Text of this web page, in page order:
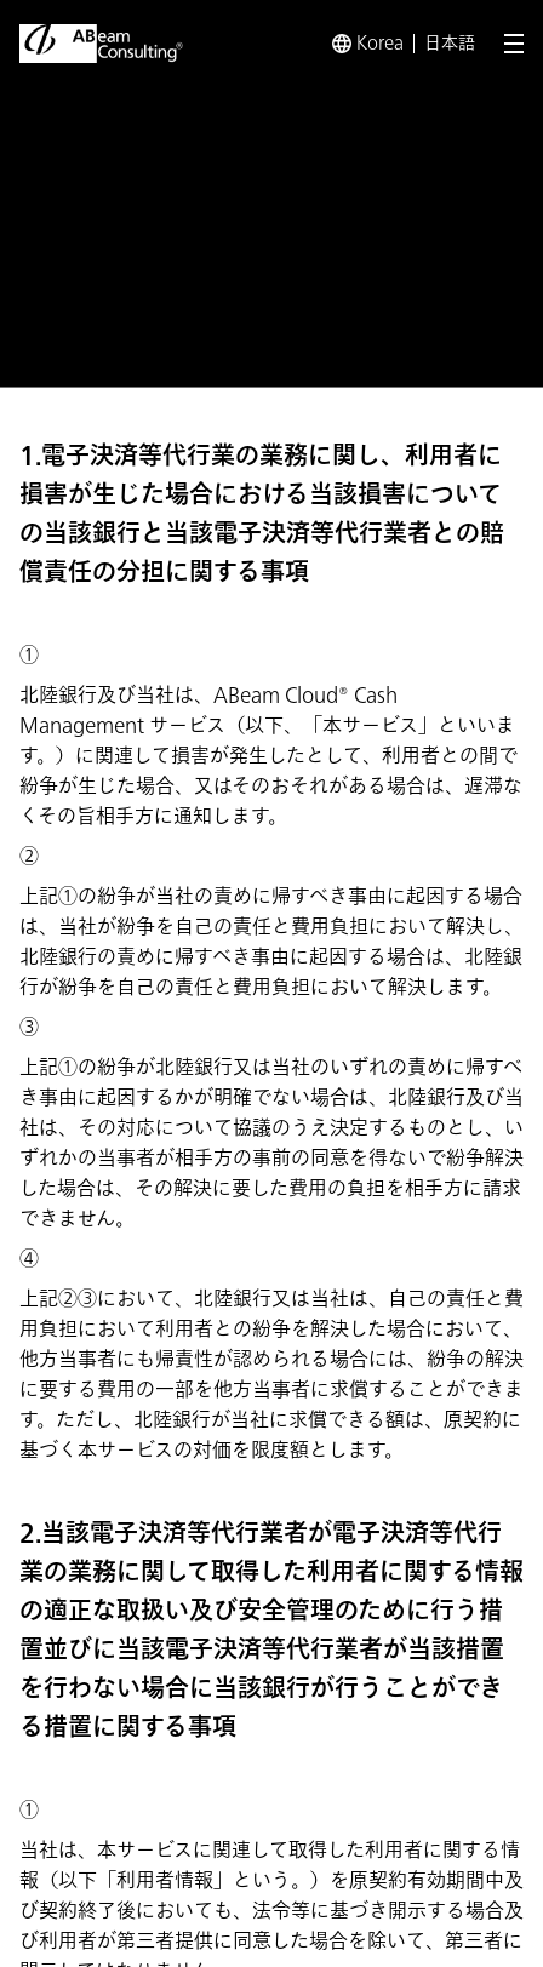
Korea 日本語 メ
1.電子決済等代行業の業務に関し、利用者に
損害が生じた場合における当該損害について
の当該銀行と当該電子決済等代行業者との賠
償責任の分担に関する事項
①
北陸銀行及び当社は、ABeam Cloud® Cash
Management サービス（以下、「本サービス」といいま
す。）に関連して損害が発生したとして、利用者との間で
紛争が生じた場合、又はそのおそれがある場合は、遅滞な
くその旨相手方に通知します。
②
上記①の紛争が当社の責めに帰すべき事由に起因する場合
は、当社が紛争を自己の責任と費用負担において解決し、
北陸銀行の責めに帰すべき事由に起因する場合は、北陸銀
行が紛争を自己の責任と費用負担において解決します。
③
上記①の紛争が北陸銀行又は当社のいずれの責めに帰すべ
き事由に起因するかが明確でない場合は、北陸銀行及び当
社は、その対応について協議のうえ決定するものとし、い
ずれかの当事者が相手方の事前の同意を得ないで紛争解決
した場合は、その解決に要した費用の負担を相手方に請求
できません。
④
上記②③において、北陸銀行又は当社は、自己の責任と費
用負担において利用者との紛争を解決した場合において、
他方当事者にも帰責性が認められる場合には、紛争の解決
に要する費用の一部を他方当事者に求償することができま
す。ただし、北陸銀行が当社に求償できる額は、原契約に
基づく本サービスの対価を限度額とします。
2.当該電子決済等代行業者が電子決済等代行
業の業務に関して取得した利用者に関する情報
の適正な取扱い及び安全管理のために行う措
置並びに当該電子決済等代行業者が当該措置
を行わない場合に当該銀行が行うことができ
る措置に関する事項
①
当社は、本サービスに関連して取得した利用者に関する情
報（以下「利用者情報」という。）を原契約有効期間中及
び契約終了後においても、法令等に基づき開示する場合及
び利用者が第三者提供に同意した場合を除いて、第三者に